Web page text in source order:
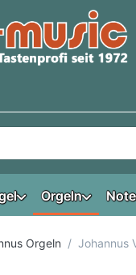
Sie tippen,
Orgeln
Orgeln Johannus